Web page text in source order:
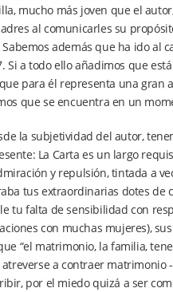
mucho más joven que el
al comunicarles su
además que ha ido al
Si a todo ello añadimos que
para él representa una gran
que se encuentra en un
la subjetividad del autor,
La Carta es un largo
y repulsión, tintada a
tus extraordinarias dotes
tu falta de sensibilidad con
con muchas mujeres),
“el matrimonio, la familia,
a contraer matrimonio
por el miedo quizá a ser